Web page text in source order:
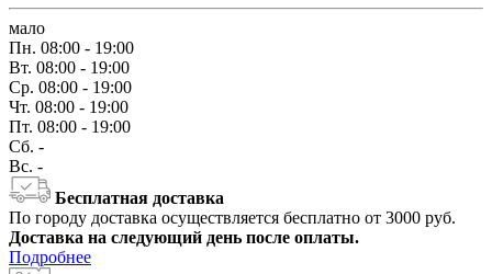
мало
Пн. 08:00 - 19:00
Вт. 08:00 - 19:00
Ср. 08:00 - 19:00
Чт. 08:00 - 19:00
Пт. 08:00 - 19:00
Сб. -
Вс. -
Бесплатная доставка
По городу доставка осуществляется бесплатно от 3000 руб.
Доставка на следующий день после оплаты.
Подробнее